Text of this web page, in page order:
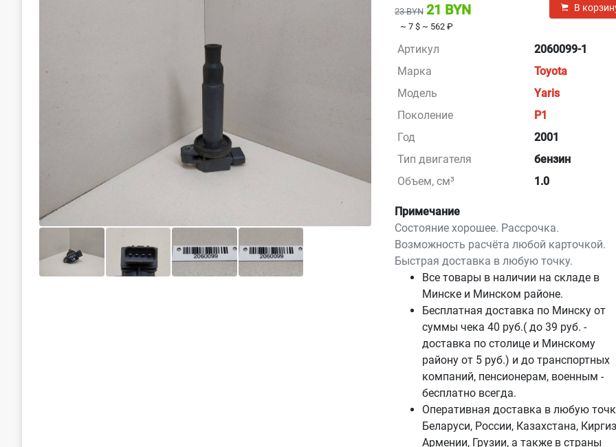
23 BYN 21 BYN
~ 7 $ ~ 562 ₽
В
Артикул
2060099-1
Марка
Toyota
Модель
Yaris
Поколение
P1
Год
2001
Тип двигателя
бензин
Объем, см³
1.0
Примечание
Состояние хорошее. Рассрочка.
Возможность расчёта любой карточкой.
Быстрая доставка в любую точку.
Все товары в наличии на складе в
Минскe и Минском районе.
Бесплатная доставка по Минску от
суммы чека 40 руб.( до 39 руб. -
доставка по столице и Минскому
району от 5 руб.) и до транспортных
компаний, пенсионерам, военным -
бесплатно всегда.
Оперативная доставка в любую
Беларуси, России, Казахстана,
Армении, Грузии, а также в страны